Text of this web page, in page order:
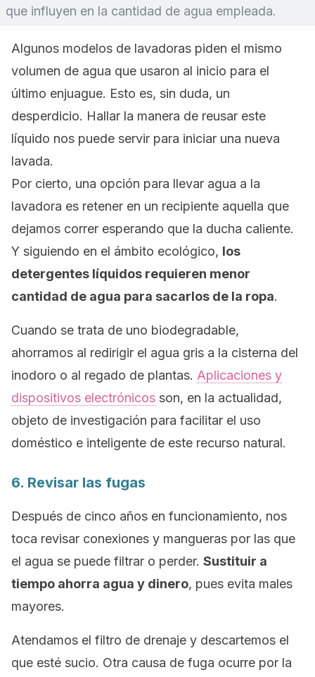
que influyen en la cantidad de agua empleada.
Algunos modelos de lavadoras piden el mismo
volumen de agua que usaron al inicio para el
último enjuague. Esto es, sin duda, un
desperdicio. Hallar la manera de reusar este
líquido nos puede servir para iniciar una nueva
lavada.
Por cierto, una opción para llevar agua a la
lavadora es retener en un recipiente aquella que
dejamos correr esperando que la ducha caliente.
Y siguiendo en el ámbito ecológico, los
detergentes líquidos requieren menor
cantidad de agua para sacarlos de la ropa.
Cuando se trata de uno biodegradable,
ahorramos al redirigir el agua gris a la cisterna del
inodoro o al regado de plantas. Aplicaciones y
dispositivos electrónicos son, en la actualidad,
objeto de investigación para facilitar el uso
doméstico e inteligente de este recurso natural.
6. Revisar las fugas
Después de cinco años en funcionamiento, nos
toca revisar conexiones y mangueras por las que
el agua se puede filtrar o perder. Sustituir a
tiempo ahorra agua y dinero, pues evita males
mayores.
Atendamos el filtro de drenaje y descartemos el
que esté sucio. Otra causa de fuga ocurre por la